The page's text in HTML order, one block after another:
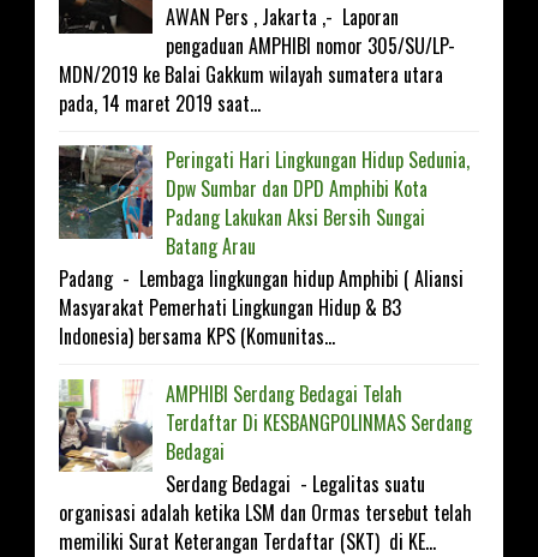
AWAN Pers , Jakarta ,- Laporan
pengaduan AMPHIBI nomor 305/SU/LP-
MDN/2019 ke Balai Gakkum wilayah sumatera utara
pada, 14 maret 2019 saat...
Peringati Hari Lingkungan Hidup Sedunia,
Dpw Sumbar dan DPD Amphibi Kota
Padang Lakukan Aksi Bersih Sungai
Batang Arau
Padang - Lembaga lingkungan hidup Amphibi ( Aliansi
Masyarakat Pemerhati Lingkungan Hidup & B3
Indonesia) bersama KPS (Komunitas...
AMPHIBI Serdang Bedagai Telah
Terdaftar Di KESBANGP0LINMAS Serdang
Bedagai
Serdang Bedagai - Legalitas suatu
organisasi adalah ketika LSM dan Ormas tersebut telah
memiliki Surat Keterangan Terdaftar (SKT) di KE...